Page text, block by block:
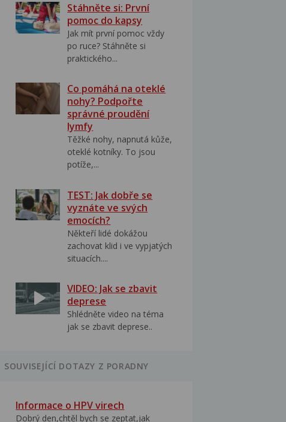
Stáhněte si: První
pomoc do kapsy
Jak mít první pomoc vždy
po ruce? Stáhněte si
praktického...
Co pomáhá na oteklé
nohy? Podpořte
správné proudění
lymfy
Těžké nohy, napnutá kůže,
oteklé kotníky. To jsou
potíže,...
TEST: Jak dobře se
vyznáte ve svých
emocích?
Někteří lidé dokážou
zachovat klid i ve vypjatých
situacích....
VIDEO: Jak se zbavit
deprese
Shlédněte video na téma
jak se zbavit deprese..
SOUVISEJÍCÍ DOTAZY Z PORADNY
Informace o HPV virech
Dobrý den,chtěl bych se zeptat,jak